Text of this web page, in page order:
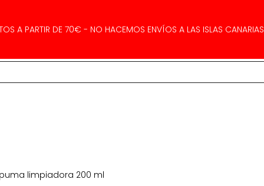
A PARTIR DE 70€ - NO HACEMOS ENVÍOS A LAS ISLAS CANARIAS
limpiadora 200 ml